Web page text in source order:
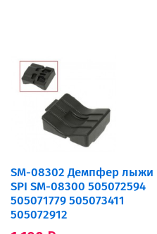
SM-08302 Демпфер лыжи
SPI SM-08300 505072594
505071779 505073411
505072912